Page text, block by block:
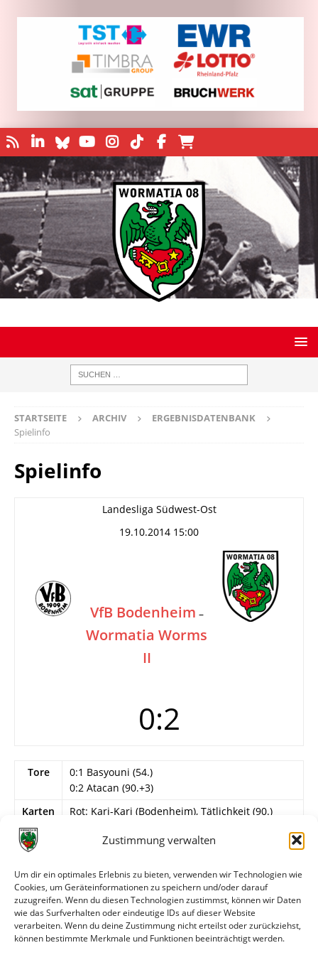
Zustimmung verwalten
Um dir ein optimales Erlebnis zu bieten, verwenden wir Technologien wie
Cookies, um Geräteinformationen zu speichern und/oder darauf
zuzugreifen. Wenn du diesen Technologien zustimmst, können wir Daten
wie das Surfverhalten oder eindeutige IDs auf dieser Website
verarbeiten. Wenn du deine Zustimmung nicht erteilst oder zurückziehst,
können bestimmte Merkmale und Funktionen beeinträchtigt werden.
STARTSEITE ARCHIV
ERGEBNISDATENBANK
Spielinfo
Spielinfo
Landesliga Südwest-Ost
19.10.2014 15:00
VfB Bodenheim –
Wormatia Worms
II
0:2
Tore
0:1 Basyouni (54.)
0:2 Atacan (90.+3)
Karten
Rot: Kari-Kari (Bodenheim), Tätlichkeit (90.)
Info
12. Spieltag
D. Müller – Nagy, A. Kraft, Beck, Cuc, Rose (80.
Meis), Moh Amar, Basyouni, Iberdemaj (72.
Vrbarac), Thiel, Schröher (87. Atacan).